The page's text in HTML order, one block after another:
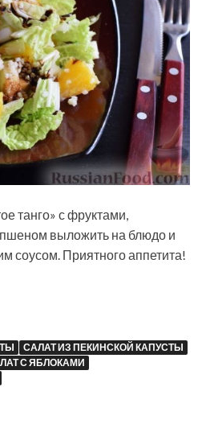
танго» с фруктами,
пшеном выложить на блюдо и
соусом. Приятного аппетита!
САЛАТ ИЗ ПЕКИНСКОЙ КАПУСТЫ
С ЯБЛОКАМИ